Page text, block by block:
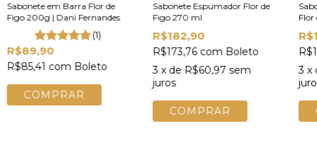
Sabonete em Barra Flor de
Figo 200g | Dani Fernandes
(1)
R$89,90
R$85,41 com Boleto
Sabonete Espumador Flor de
Figo 270 ml
R$182,90
R$173,76 com Boleto
3 x de R$60,97 sem
juros
Flor
3 x